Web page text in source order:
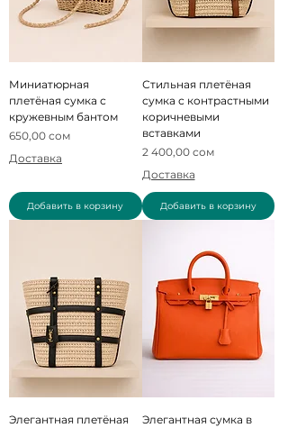
Миниатюрная
плетёная сумка с
кружевным бантом
Цена
650,00 сом
Доставка
Добавить в корзину
Стильная плетёная
сумка с контрастными
коричневыми
вставками
Цена
2 400,00 сом
Доставка
Добавить в корзину
Элегантная плетёная
Элегантная сумка в